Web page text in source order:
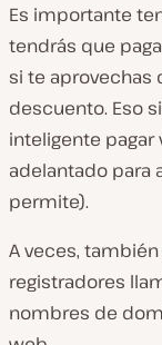
Es importante
tendrás que
si te aprovechas
descuento. Eso
inteligente pagar
adelantado para
permite).
A veces,
registradores
nombres de